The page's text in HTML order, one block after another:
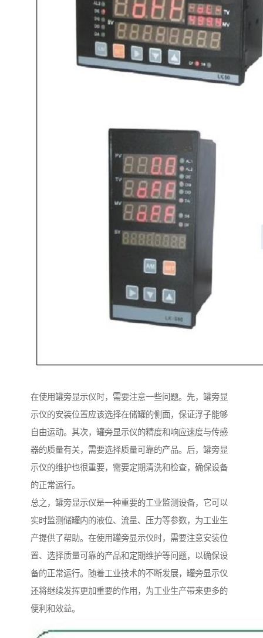
在使用罐旁显示仪时，需要注意一些问题。先，罐旁显
示仪的安装位置应该选择在储罐的侧面，保证浮子能够
自由运动。其次，罐旁显示仪的精度和响应速度与传感
器的质量有关，需要选择质量可靠的产品。后，罐旁显
示仪的维护也很重要，需要定期清洗和检查，确保设备
的正常运行。
总之，罐旁显示仪是一种重要的工业监测设备，它可以
实时监测储罐内的液位、流量、压力等参数，为工业生
产提供了帮助。在使用罐旁显示仪时，需要注意安装位
置、选择质量可靠的产品和定期维护等问题，以确保设
备的正常运行。随着工业技术的不断发展，罐旁显示仪
还将继续发挥更加重要的作用，为工业生产带来更多的
便利和效益。